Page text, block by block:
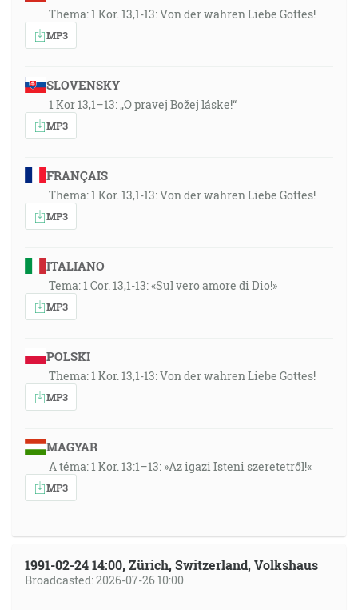
a prišiel a zvestoval pokoj vám ďalekým a pokoj
blízkym, [Ef 2:17]
aj priehradný múr [Ef 2:14]
Thema: 1 Kor. 13,1-13: Von der wahren Liebe Gottes!
MP3
SLOVENSKY
1 Kor 13,1–13: „O pravej Božej láske!“
MP3
FRANÇAIS
Thema: 1 Kor. 13,1-13: Von der wahren Liebe Gottes!
MP3
ITALIANO
Tema: 1 Cor. 13,1-13: «Sul vero amore di Dio!»
MP3
POLSKI
Thema: 1 Kor. 13,1-13: Von der wahren Liebe Gottes!
MP3
MAGYAR
A téma: 1 Kor. 13:1–13: »Az igazi Isteni szeretetről!«
MP3
1991-02-24 14:00, Zürich, Switzerland, Volkshaus
Broadcasted: 2026-07-26 10:00